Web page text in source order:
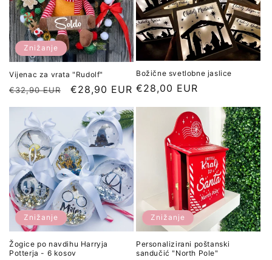
Znižanje
Vijenac za vrata "Rudolf"
Redna
cena
€32,90 EUR
Znižana
cena
€28,90 EUR
Božične svetlobne jaslice
Redna
€28,00 EUR
Znižanje
Žogice po navdihu Harryja
Potterja - 6 kosov
Znižanje
Personalizirani poštanski
sandučić "North Pole"